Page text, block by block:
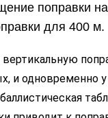
поправки
для 400 м.
и одновременно у